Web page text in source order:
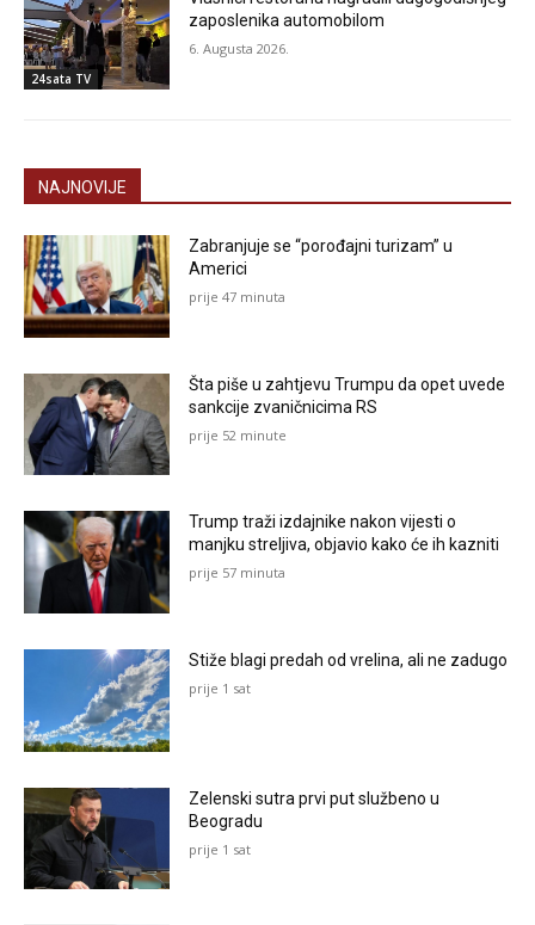
24sata TV
zaposlenika automobilom
6. Augusta 2026.
NAJNOVIJE
Zabranjuje se “porođajni turizam” u
Americi
prije 47 minuta
Šta piše u zahtjevu Trumpu da opet uvede
sankcije zvaničnicima RS
prije 52 minute
Trump traži izdajnike nakon vijesti o
manjku streljiva, objavio kako će ih kazniti
prije 57 minuta
Stiže blagi predah od vrelina, ali ne zadugo
prije 1 sat
Zelenski sutra prvi put službeno u
Beogradu
prije 1 sat